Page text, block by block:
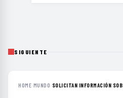
SIGUIENTE
HOME›MUNDO› SOLICITAN INFORMACIÓN